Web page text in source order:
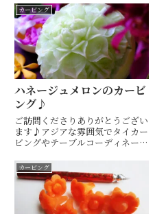
テーブルコーディネートも楽しめ
るタイ料理教室・ 山口市
Hiroko's Thai Table (ヒロコズ
タイテーブル)...
カービング
ハネージュメロンのカービ
ング♪
ご訪問くださりありがとうござい
ます♪アジアな雰囲気でタイカー
ビングやテーブルコーディネート
市 Hiroko's Thai Table (ヒロコ
ズタイテーブル) 間 ひろこ(ハザ
マヒロコ)です(^^)キッチンス
カービング